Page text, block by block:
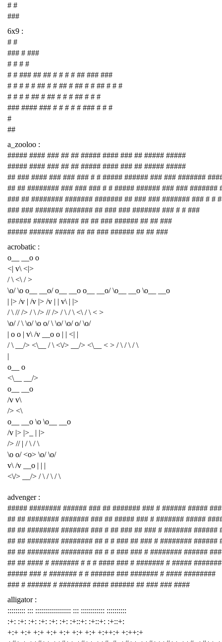
# #
###
6x9 :
# #
### # ###
# # # #
# # ### ## ## # # # # ## ### ###
# # # # # ## # # ## # ## # # ## # # #
# # # # ## # ## # # # ## # # #
### #### ### # # # # # ### # # #
#
##
a_zooloo :
##### #### ### ## ## ##### #### ### ## ##### #####
##### #### ### ## ## ##### #### ### ## ##### #####
## ### #### ### ### ### # # ##### ###### ### ### #######
## ## ######## ### ### ### # # ##### ###### ### ### #######
### ## ######## ####### ####### ## ### ### ####### ### # #
### ### ####### ####### ## ### ### ####### ### # # ###
###### ###### ##### ## ## ### ###### ## ## ###
##### ###### ##### ## ## ### ###### ## ## ###
acrobatic :
o__ __o o
<| v\ <|>
/ \ <\ / >
\o/ \o o__ __o/ o__ __o o__ __o/ \o__ __o \o__ __o
| |> /v | /v |> /v | | v\ | |>
/ \ // /> / \ /> // /> / \ / \ <\ / \ < >
\o/ / \ \o/ \o o/ \ \o/ \o/ o/ \o/
| o o | v\ /v __o o | | <| |
/ \ __/> <\__ / \ <\/> __/> <\__ < > / \ / \ / \
|
o__ o
<\__ __/>
o__ __o
/v v\
/> <\
o__ __o \o \o__ __o
/v |> |>_ | |>
/> // | / \ / \
\o o/ <o> \o/ \o/
v\ /v __o | | |
<\/> __/> / \ / \ / \
advenger :
##### ######## ###### ### ## ####### ### # ###### #####
## ## ######## ####### ### ## ##### ### # ####### #####
## ## ######## ####### ### # ## ### ## ### # ####### ######
## ## ######## ######## ## # # ### ## ### # ######## ######
## ## ######## ######## ## # # ### ### # ######## ######
## ## #### # ####### # # # #### ### # ####### # #####
##### ### # ####### # # ###### ### ####### # #### ########
### # ###### # ######## #### ###### ## ### ### ####
alligator :
::::::::: ::: :::::::::::::::::: ::: :::::::::::: ::::::::::
:+: :+: :+: :+: :+: :+: :+::+: :+::+: :+::+:
+:+ +:+ +:+ +:+ +:+ +:+ +:+ +:++:+ +:++:+